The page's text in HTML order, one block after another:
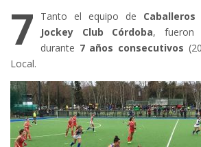
7 Tanto el equipo de
Jockey Club Córdoba, fueron
durante 7 años consecutivos
Local.